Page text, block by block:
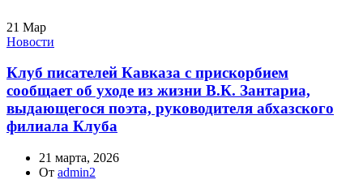
21 Мар
Новости
Клуб писателей Кавказа с прискорбием
сообщает об уходе из жизни В.К. Зантариа,
выдающегося поэта, руководителя абхазского
филиала Клуба
21 марта, 2026
От admin2